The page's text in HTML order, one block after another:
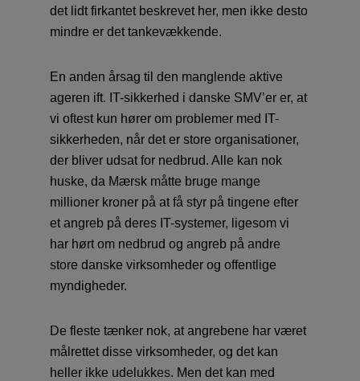
det lidt firkantet beskrevet her, men ikke desto
mindre er det tankevækkende.
En anden årsag til den manglende aktive
ageren ift. IT-sikkerhed i danske SMV’er er, at
vi oftest kun hører om problemer med IT-
sikkerheden, når det er store organisationer,
der bliver udsat for nedbrud. Alle kan nok
huske, da Mærsk måtte bruge mange
millioner kroner på at få styr på tingene efter
et angreb på deres IT-systemer, ligesom vi
har hørt om nedbrud og angreb på andre
store danske virksomheder og offentlige
myndigheder.
De fleste tænker nok, at angrebene har været
målrettet disse virksomheder, og det kan
heller ikke udelukkes. Men det kan med